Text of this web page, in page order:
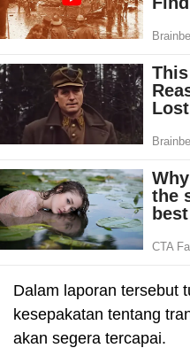
Dalam laporan tersebut
kesepakatan tentang
akan segera tercapai.